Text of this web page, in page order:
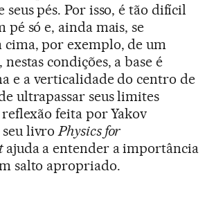
seus pés. Por isso, é tão difícil
pé só e, ainda mais, se
por exemplo, de um
nestas condições, a base é
e a verticalidade do centro de
ultrapassar seus limites
feita por Yakov
seu livroPhysics for
ajuda a entender a importância
salto apropriado.